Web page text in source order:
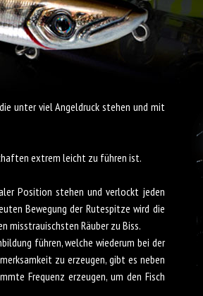
unter viel Angeldruck stehen und mit
extrem leicht zu führen ist.
Position stehen und verlockt jeden
Bewegung der Rutespitze wird die
misstrauischsten Räuber zu Biss.
führen, welche wiederum bei der
zu erzeugen, gibt es neben
Frequenz erzeugen, um den Fisch